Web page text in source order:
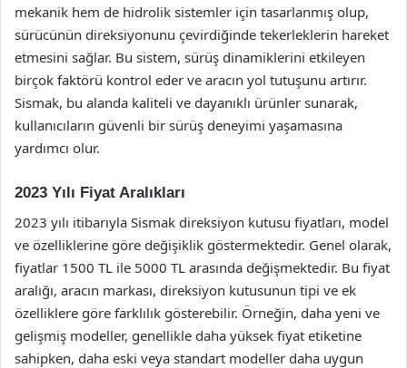
mekanik hem de hidrolik sistemler için tasarlanmış olup,
sürücünün direksiyonunu çevirdiğinde tekerleklerin hareket
etmesini sağlar. Bu sistem, sürüş dinamiklerini etkileyen
birçok faktörü kontrol eder ve aracın yol tutuşunu artırır.
Sismak, bu alanda kaliteli ve dayanıklı ürünler sunarak,
kullanıcıların güvenli bir sürüş deneyimi yaşamasına
yardımcı olur.
2023 Yılı Fiyat Aralıkları
2023 yılı itibarıyla Sismak direksiyon kutusu fiyatları, model
ve özelliklerine göre değişiklik göstermektedir. Genel olarak,
fiyatlar 1500 TL ile 5000 TL arasında değişmektedir. Bu fiyat
aralığı, aracın markası, direksiyon kutusunun tipi ve ek
özelliklere göre farklılık gösterebilir. Örneğin, daha yeni ve
gelişmiş modeller, genellikle daha yüksek fiyat etiketine
sahipken, daha eski veya standart modeller daha uygun